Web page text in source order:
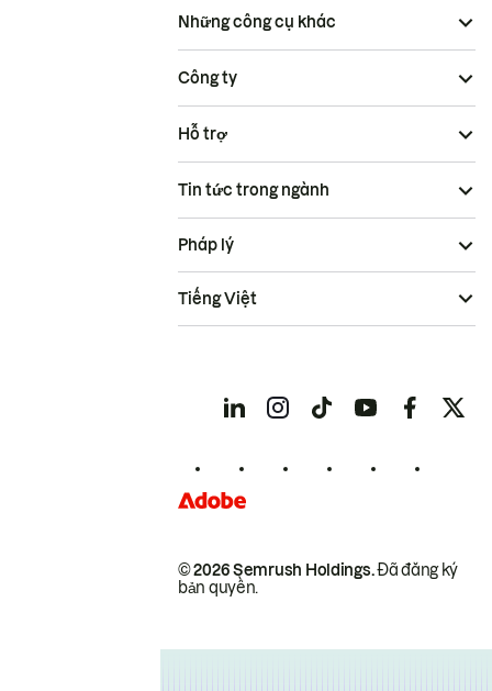
Những công cụ khác
Công ty
Hỗ trợ
Tin tức trong ngành
© 2026 Semrush Holdings.Đã đăng ký
bản quyền.
Pháp lý
Tiếng Việt